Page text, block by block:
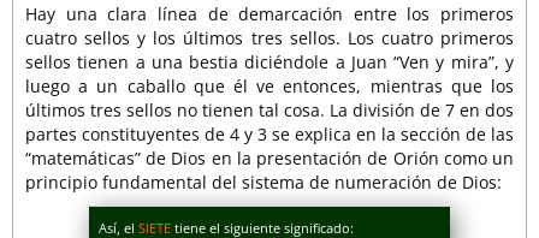
Hay una clara línea de demarcación entre los primeros
cuatro sellos y los últimos tres sellos. Los cuatro primeros
sellos tienen a una bestia diciéndole a Juan “Ven y mira”, y
luego a un caballo que él ve entonces, mientras que los
últimos tres sellos no tienen tal cosa. La división de 7 en dos
partes constituyentes de 4 y 3 se explica en la sección de las
“matemáticas” de Dios en la presentación de Orión como un
principio fundamental del sistema de numeración de Dios:
Así, el SIETE tiene el siguiente significado: